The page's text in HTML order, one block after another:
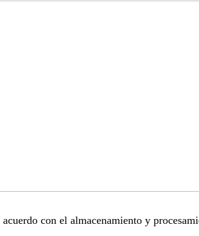
con el almacenamiento y